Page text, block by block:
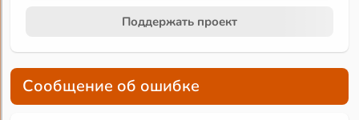
Поддержать проект
Сообщение об ошибке